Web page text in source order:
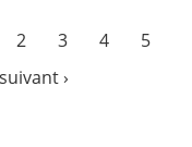
2 3 4
5
suivant ›